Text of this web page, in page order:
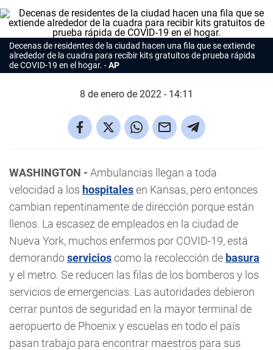
Decenas de residentes de la ciudad hacen una fila que se extiende
alrededor de la cuadra para recibir kits gratuitos de prueba rápida
de COVID-19 en el hogar.
AP
8 de enero de 2022 - 14:11
WASHINGTON - Ambulancias llegan a toda
velocidad a los hospitalesen Kansas, pero entonces
cambian repentinamente de dirección porque están
llenos. La escasez de empleados en la ciudad de
Nueva York, muchos enfermos por COVID-19, está
demorandoservicioscomo la recolección de basura
y el metro. Se reducen las filas de los bomberos y los
servicios de emergencias. Las autoridades debieron
cerrar puntos de seguridad en la mayor terminal de
aeropuerto de Phoenix y escuelas en todo el país
pasan trabajo para encontrar maestros para sus